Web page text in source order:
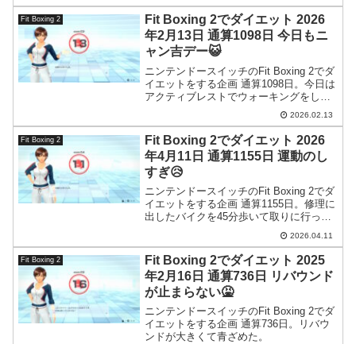
Fit Boxing 2
Fit Boxing 2でダイエット 2026
年2月13日 通算1098日 今日もニ
ャン吉デー😺
ニンテンドースイッチのFit Boxing 2でダ
イエットをする企画 通算1098日。今日は
アクティブレストでウォーキングをして
2026.02.13
Fit Boxing 2
Fit Boxing 2でダイエット 2026
年4月11日 通算1155日 運動のし
すぎ😥
ニンテンドースイッチのFit Boxing 2でダ
イエットをする企画 通算1155日。修理に
出したバイクを45分歩いて取りに行った
のですが、ヘルメット持って歩くのがこ
2026.04.11
Fit Boxing 2
Fit Boxing 2でダイエット 2025
年2月16日 通算736日 リバウンド
が止まらない🤮
ニンテンドースイッチのFit Boxing 2でダ
イエットをする企画 通算736日。リバウ
ンドが大きくて青ざめた。